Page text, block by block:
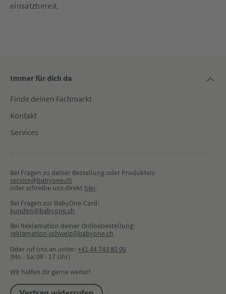
einsatzbereit.
Immer für dich da
Finde deinen Fachmarkt
Kontakt
Services
Bei Fragen zu deiner Bestellung oder Produkten:
service@babyone.ch
oder schreibe uns direkt hier.
Bei Fragen zur BabyOne-Card:
kunden@babyone.ch
Bei Reklamation deiner Onlinebestellung:
reklamation-schweiz@babyone.ch
Oder ruf uns an unter:+41 44 743 80 09
(Mo - Sa: 09 - 17 Uhr)
Wir helfen dir gerne weiter!